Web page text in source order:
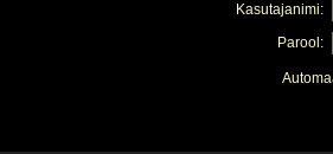
Kasutajanimi:
Parool: